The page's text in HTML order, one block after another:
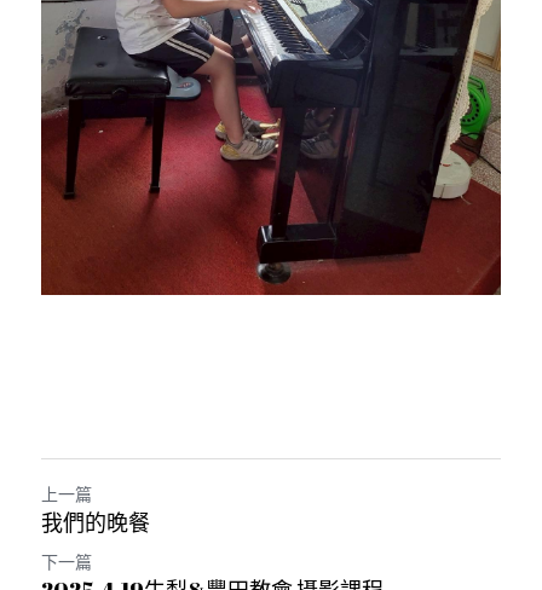
上一篇
我們的晚餐
下一篇